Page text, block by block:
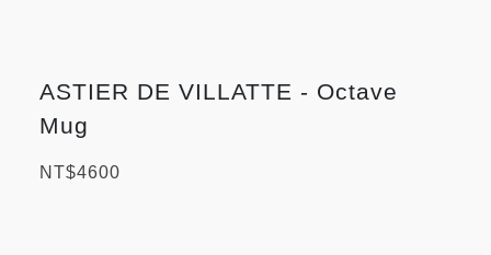
ASTIER DE VILLATTE - Octave
Mug
NT$4600